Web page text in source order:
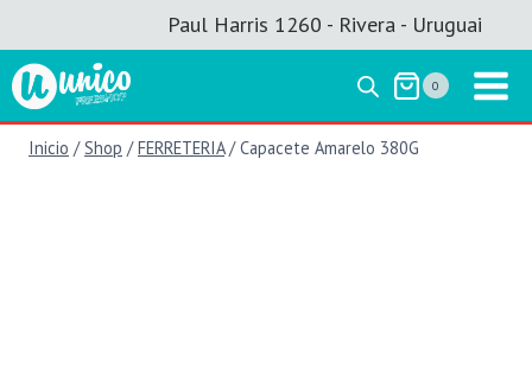
al
contenido
Paul Harris 1260 - Rivera - Uruguai
0
Inicio / Shop / FERRETERIA / Capacete Amarelo 380G